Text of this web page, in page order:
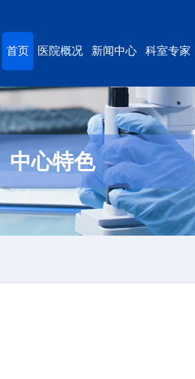
首页 医院概况 新闻中心 科室专家
中心特色